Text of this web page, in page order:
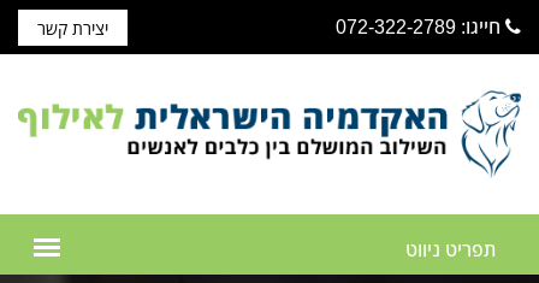
חייגו: 072-322-2789 יצירת קשר